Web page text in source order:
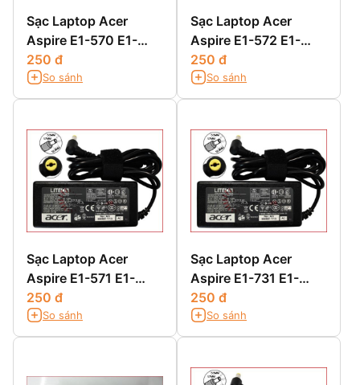
Sạc Laptop Acer
Aspire E1-570 E1-
570G
250 đ
So sánh
Sạc Laptop Acer
Aspire E1-572 E1-
572G E1-572P E1-
572PG
250 đ
So sánh
Sạc Laptop Acer
Aspire E1-571 E1-
571G
250 đ
So sánh
Sạc Laptop Acer
Aspire E1-731 E1-
731G E1-732G
250 đ
So sánh